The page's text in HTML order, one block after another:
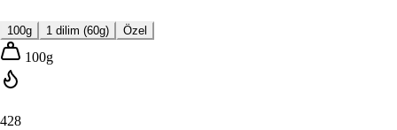
100g 1 dilim (60g) Özel
100g
428